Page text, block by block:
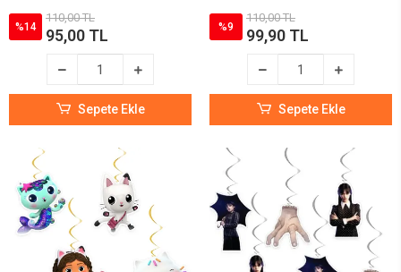
%14
110,00 TL
95,00 TL
Sepete Ekle
%9
110,00 TL
99,90 TL
Sepete Ekle